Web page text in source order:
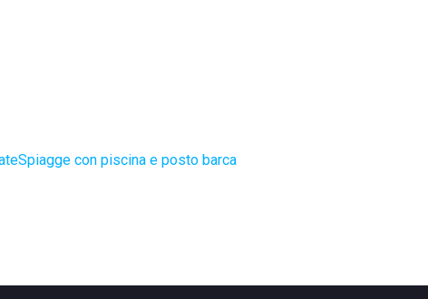
Spiagge con piscina e posto barca